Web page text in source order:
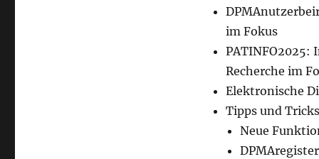
im Fokus
PATINFO2025:
Recherche im
Elektronische
Tipps und
Neue